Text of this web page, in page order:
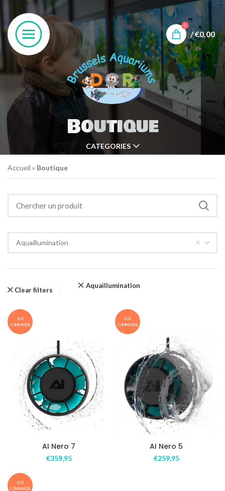
0
/€0,00
Boutique
CATEGORIES
Accueil » Boutique
Aquaillumination
Clear filters
Aquaillumination
SUR
COMMANDE
AI Nero 7
€359,95
SUR
COMMANDE
AI Nero 5
€259,95
SUR
COMMANDE